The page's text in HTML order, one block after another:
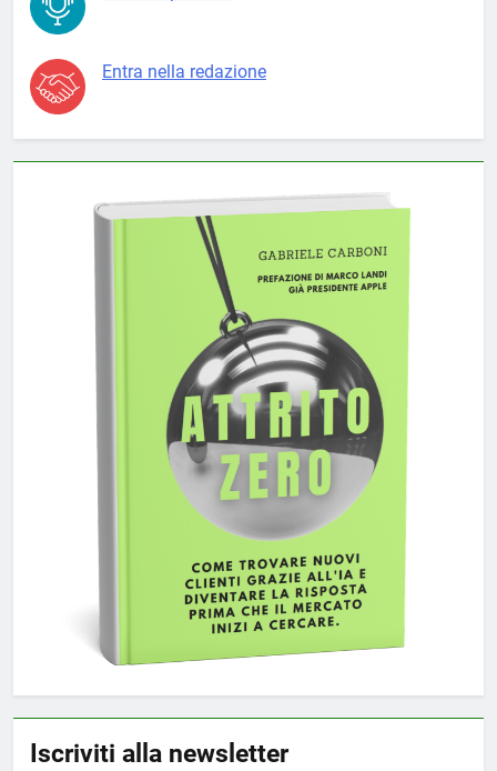
Entra nella redazione
Iscriviti alla newsletter